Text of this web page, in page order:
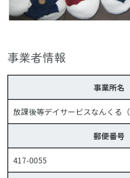
事業者情報
事業所名
放課後等デイサービスなんくる（
郵便番号
417-0055